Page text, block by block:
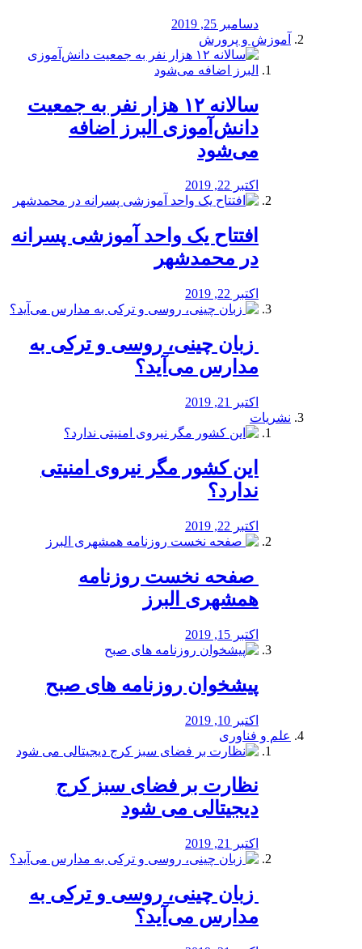
دسامبر 25, 2019
آموزش و پرورش
️سالانه ۱۲ هزار نفر به جمعیت
دانش‌آموزی البرز اضافه
می‌شود
اکتبر 22, 2019
افتتاح یک واحد آموزشی پسرانه
در محمدشهر
اکتبر 22, 2019
️ زبان چینی، روسی و ترکی به
مدارس می‌آید؟
اکتبر 21, 2019
نشریات
این کشور مگر نیروی امنیتی
ندارد؟
اکتبر 22, 2019
️ صفحه نخست روزنامه‌
همشهری البرز
اکتبر 15, 2019
پیشخوان روزنامه های صبح
اکتبر 10, 2019
علم و فناوری
نظارت بر فضای سبز کرج
دیجیتالی می شود
اکتبر 21, 2019
️ زبان چینی، روسی و ترکی به
مدارس می‌آید؟